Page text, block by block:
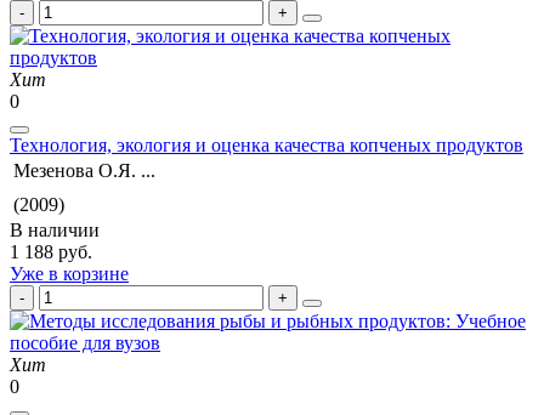
Хит
0
Технология, экология и оценка качества копченых продуктов
Мезенова О.Я. ...
(2009)
В наличии
1 188 руб.
Уже в корзине
Хит
0